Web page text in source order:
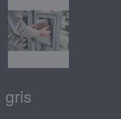
gris